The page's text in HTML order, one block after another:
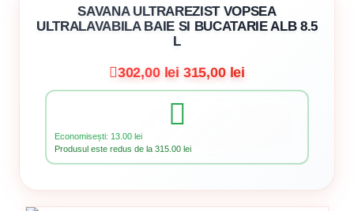
SAVANA ULTRAREZIST VOPSEA
ULTRALAVABILA BAIE SI BUCATARIE ALB 8.5
L
302,00 lei 315,00 lei
Economisești: 13.00 lei
Produsul este redus de la 315.00 lei